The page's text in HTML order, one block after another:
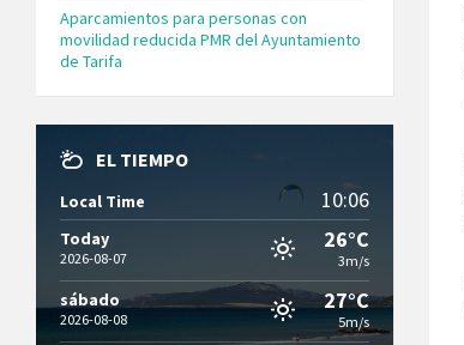
Aparcamientos para personas con
movilidad reducida PMR del Ayuntamiento
de Tarifa
EL TIEMPO
Local Time 10:06
Today
2026-08-07
26°C
3m/s
sábado
2026-08-08
27°C
5m/s